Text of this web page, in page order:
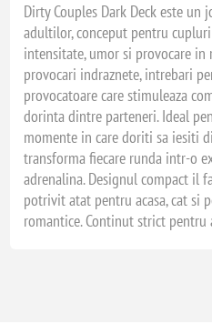
Dirty Couples Dark Deck este
adultilor, conceput pentru
intensitate, umor si provocare
provocari indraznete, intrebari
provocatoare care stimuleaza
dorinta dintre parteneri. Ideal
momente in care doriti sa iesiti
transforma fiecare runda intr-o
adrenalina. Designul compact il
potrivit atat pentru acasa, cat si
romantice. Continut strict pentru